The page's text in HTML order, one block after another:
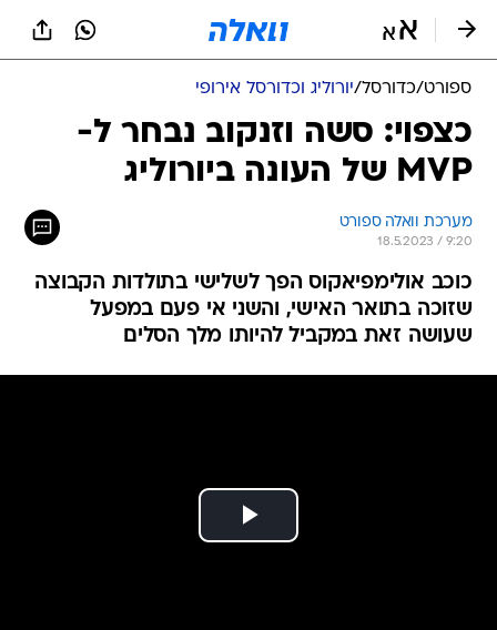
ספורט/כדורסל/יורוליג וכדורסל אירופי
כצפוי: סשה וזנקוב נבחר ל-
MVP של העונה ביורוליג
מערכת וואלה ספורט
18.5.2023 / 9:20
כוכב אולימפיאקוס הפך לשלישי בתולדות הקבוצה
שזוכה בתואר האישי, והשני אי פעם במפעל
שעושה זאת במקביל להיותו מלך הסלים